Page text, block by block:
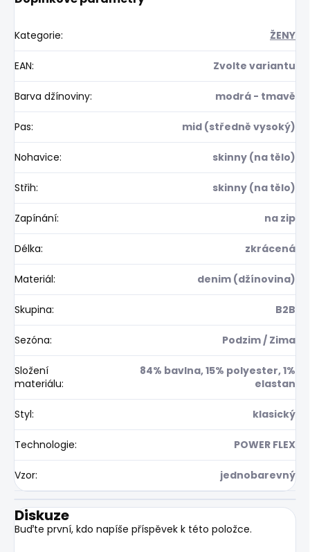
Kategorie: ŽENY
EAN: Zvolte variantu
Barva džínoviny: modrá - tmavě
Pas: mid (středně vysoký)
Nohavice: skinny (na tělo)
Střih: skinny (na tělo)
Zapínání: na zip
Délka: zkrácená
Materiál: denim (džínovina)
Skupina: B2B
Sezóna: Podzim / Zima
Složení
materiálu:
84% bavlna, 15% polyester, 1%
elastan
Styl: klasický
Technologie: POWER FLEX
Vzor: jednobarevný
Diskuze
Buďte první, kdo napíše příspěvek k této položce.